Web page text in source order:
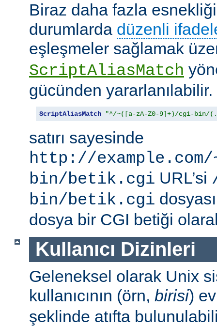
Biraz daha fazla
durumlarda düzenli
eşleşmeler sağlamak
ScriptAliasMatch
gücünden
ScriptAliasMatch "^/~([a-zA-Z0-9]+)/cgi-bin/
satırı sayesinde
http://
bin/betik.cgi URL’si
bin/betik.cgi
dosya bir CGI betiği olarak
Kullanıcı Dizinleri
Geleneksel olarak Unix
kullanıcının (örn, birisi)
şeklinde atıfta